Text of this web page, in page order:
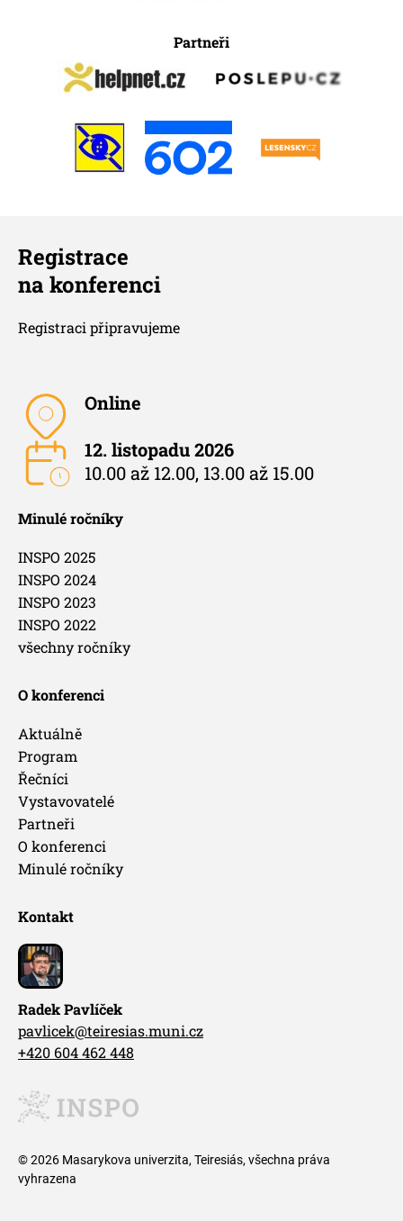
Partneři
Registrace
na konferenci
Registraci připravujeme
Online
12. listopadu 2026
10.00 až 12.00, 13.00 až 15.00
Minulé ročníky
INSPO 2025
INSPO 2024
INSPO 2023
INSPO 2022
všechny ročníky
O konferenci
Aktuálně
Program
Řečníci
Vystavovatelé
Partneři
O konferenci
Minulé ročníky
Kontakt
Radek Pavlíček
pavlicek@teiresias.muni.cz
+420 604 462 448
© 2026 Masarykova univerzita, Teiresiás, všechna práva
vyhrazena